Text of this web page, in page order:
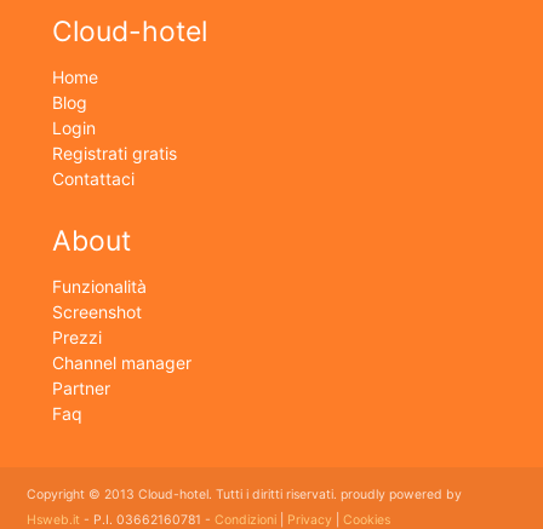
Cloud-hotel
Home
Blog
Login
Registrati gratis
Contattaci
About
Funzionalità
Screenshot
Prezzi
Channel manager
Partner
Faq
Copyright © 2013 Cloud-hotel. Tutti i diritti riservati. proudly powered by
Hsweb.it - P.I. 03662160781 -Condizioni Privacy |Cookies